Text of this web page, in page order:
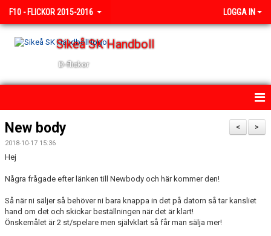
F10 - FLICKOR 2015-2016 LOGGA IN
Sikeå SK Handboll
D-flickor
HEM
NYHETER
KALENDER
TRUPPEN
BILDGALLERI
>
<
New body
2018-10-17 15:36
Hej
Några frågade efter länken till Newbody och här kommer den!
Så när ni säljer så behöver ni bara knappa in det på datorn så tar kansliet
hand om det och skickar beställningen när det är klart!
Önskemålet är 2 st/spelare men självklart så får man sälja mer!